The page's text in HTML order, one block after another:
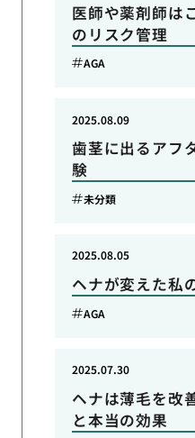
医師や薬剤師は
のリスク管理
AGA
歯茎に出るアフ
験
2025.08.09
未分類
ヘナが変えた私
2025.08.05
AGA
ヘナは薄毛を改
と本当の効果
2025.07.30